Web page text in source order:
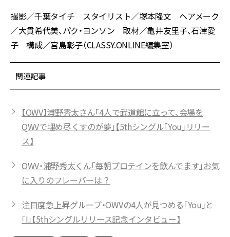
撮影／千葉タイチ スタイリスト／塚本隆文 ヘアメーク
／大貫希代美、パク・ヨンソン 取材／亀井友里子、石津愛
子 構成／宮島彰子（CLASSY.ONLINE編集室）
関連記事
【OWV】浦野秀太さん「4人で武道館に立って、会場を
QWVで埋め尽くすのが夢」【5thシングル「You」リリー
ス】
OWV・浦野秀太くん「毎朝プロテインを飲んでます」お気
に入りのフレーバーは？
注目度急上昇グループ・OWVの4人が見つめる「You」と
「I」【5thシングルリリース記念インタビュー】